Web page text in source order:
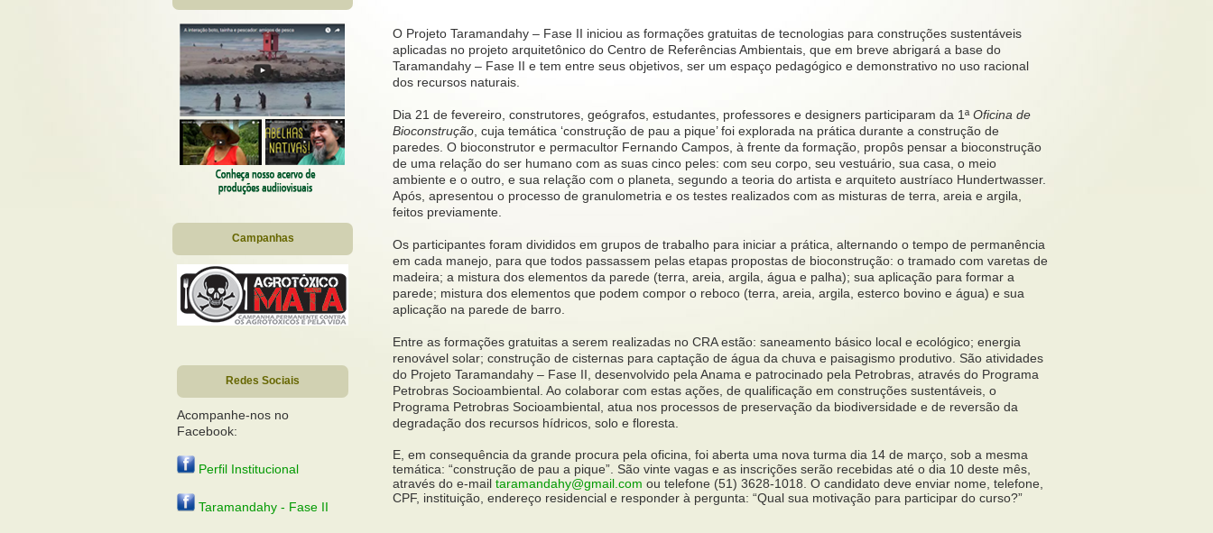
Campanhas
Redes Sociais
Acompanhe-nos no
Facebook:
Perfil Institucional
Taramandahy - Fase II
O Projeto Taramandahy – Fase II iniciou as formações gratuitas de tecnologias para construções sustentáveis
aplicadas no projeto arquitetônico do Centro de Referências Ambientais, que em breve abrigará a base do
Taramandahy – Fase II e tem entre seus objetivos, ser um espaço pedagógico e demonstrativo no uso racional
dos recursos naturais.
Dia 21 de fevereiro, construtores, geógrafos, estudantes, professores e designers participaram da 1ªOficina de
Bioconstrução , cuja temática ‘construção de pau a pique’ foi explorada na prática durante a construção de
paredes. O bioconstrutor e permacultor Fernando Campos, à frente da formação, propôs pensar a bioconstrução
de uma relação do ser humano com as suas cinco peles: com seu corpo, seu vestuário, sua casa, o meio
ambiente e o outro, e sua relação com o planeta, segundo a teoria do artista e arquiteto austríaco Hundertwasser.
Após, apresentou o processo de granulometria e os testes realizados com as misturas de terra, areia e argila,
feitos previamente.
Os participantes foram divididos em grupos de trabalho para iniciar a prática, alternando o tempo de permanência
em cada manejo, para que todos passassem pelas etapas propostas de bioconstrução: o tramado com varetas de
madeira; a mistura dos elementos da parede (terra, areia, argila, água e palha); sua aplicação para formar a
parede; mistura dos elementos que podem compor o reboco (terra, areia, argila, esterco bovino e água) e sua
aplicação na parede de barro.
Entre as formações gratuitas a serem realizadas no CRA estão: saneamento básico local e ecológico; energia
renovável solar; construção de cisternas para captação de água da chuva e paisagismo produtivo. São atividades
do Projeto Taramandahy – Fase II, desenvolvido pela Anama e patrocinado pela Petrobras, através do Programa
Petrobras Socioambiental. Ao colaborar com estas ações, de qualificação em construções sustentáveis, o
Programa Petrobras Socioambiental, atua nos processos de preservação da biodiversidade e de reversão da
degradação dos recursos hídricos, solo e floresta.
E, em consequência da grande procura pela oficina, foi aberta uma nova turma dia 14 de março, sob a mesma
temática: “construção de pau a pique”. São vinte vagas e as inscrições serão recebidas até o dia 10 deste mês,
através do e-mail taramandahy@gmail.com ou telefone (51) 3628-1018. O candidato deve enviar nome, telefone,
CPF, instituição, endereço residencial e responder à pergunta: “Qual sua motivação para participar do curso?”